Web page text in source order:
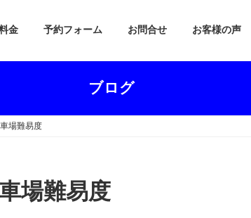
金 予約フォーム お問合せ お客様の声
ブログ
場難易度
場難易度